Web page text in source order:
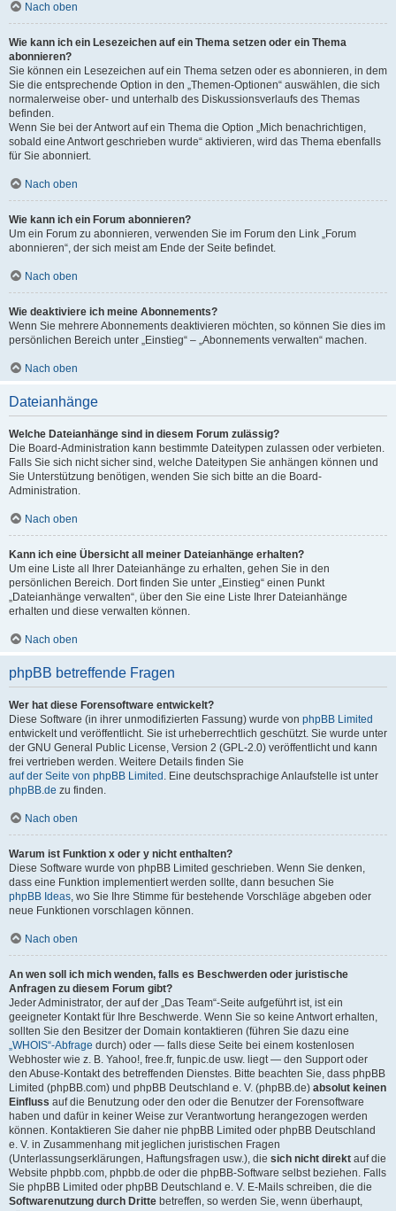
Nach oben
Wie kann ich ein Lesezeichen auf ein Thema setzen oder ein Thema
abonnieren?
Sie können ein Lesezeichen auf ein Thema setzen oder es abonnieren, in dem
Sie die entsprechende Option in den „Themen-Optionen“ auswählen, die sich
normalerweise ober- und unterhalb des Diskussionsverlaufs des Themas
befinden.
Wenn Sie bei der Antwort auf ein Thema die Option „Mich benachrichtigen,
sobald eine Antwort geschrieben wurde“ aktivieren, wird das Thema ebenfalls
für Sie abonniert.
Nach oben
Wie kann ich ein Forum abonnieren?
Um ein Forum zu abonnieren, verwenden Sie im Forum den Link „Forum
abonnieren“, der sich meist am Ende der Seite befindet.
Nach oben
Wie deaktiviere ich meine Abonnements?
Wenn Sie mehrere Abonnements deaktivieren möchten, so können Sie dies im
persönlichen Bereich unter „Einstieg“ – „Abonnements verwalten“ machen.
Nach oben
Dateianhänge
Welche Dateianhänge sind in diesem Forum zulässig?
Die Board-Administration kann bestimmte Dateitypen zulassen oder verbieten.
Falls Sie sich nicht sicher sind, welche Dateitypen Sie anhängen können und
Sie Unterstützung benötigen, wenden Sie sich bitte an die Board-
Administration.
Nach oben
Kann ich eine Übersicht all meiner Dateianhänge erhalten?
Um eine Liste all Ihrer Dateianhänge zu erhalten, gehen Sie in den
persönlichen Bereich. Dort finden Sie unter „Einstieg“ einen Punkt
„Dateianhänge verwalten“, über den Sie eine Liste Ihrer Dateianhänge
erhalten und diese verwalten können.
Nach oben
phpBB betreffende Fragen
Wer hat diese Forensoftware entwickelt?
Diese Software (in ihrer unmodifizierten Fassung) wurde von phpBB Limited
entwickelt und veröffentlicht. Sie ist urheberrechtlich geschützt. Sie wurde unter
der GNU General Public License, Version 2 (GPL-2.0) veröffentlicht und kann
frei vertrieben werden. Weitere Details finden Sie
auf der Seite von phpBB Limited . Eine deutschsprachige Anlaufstelle ist unter
phpBB.de zu finden.
Nach oben
Warum ist Funktion x oder y nicht enthalten?
Diese Software wurde von phpBB Limited geschrieben. Wenn Sie denken,
dass eine Funktion implementiert werden sollte, dann besuchen Sie
phpBB Ideas, wo Sie Ihre Stimme für bestehende Vorschläge abgeben oder
neue Funktionen vorschlagen können.
Nach oben
An wen soll ich mich wenden, falls es Beschwerden oder juristische
Anfragen zu diesem Forum gibt?
Jeder Administrator, der auf der „Das Team“-Seite aufgeführt ist, ist ein
geeigneter Kontakt für Ihre Beschwerde. Wenn Sie so keine Antwort erhalten,
sollten Sie den Besitzer der Domain kontaktieren (führen Sie dazu eine
„WHOIS“-Abfrage durch) oder — falls diese Seite bei einem kostenlosen
Webhoster wie z. B. Yahoo!, free.fr, funpic.de usw. liegt — den Support oder
den Abuse-Kontakt des betreffenden Dienstes. Bitte beachten Sie, dass phpBB
Limited (phpBB.com) und phpBB Deutschland e. V. (phpBB.de) absolut keinen
Einfluss auf die Benutzung oder den oder die Benutzer der Forensoftware
haben und dafür in keiner Weise zur Verantwortung herangezogen werden
können. Kontaktieren Sie daher nie phpBB Limited oder phpBB Deutschland
e. V. in Zusammenhang mit jeglichen juristischen Fragen
(Unterlassungserklärungen, Haftungsfragen usw.), die sich nicht direkt auf die
Website phpbb.com, phpbb.de oder die phpBB-Software selbst beziehen. Falls
Sie phpBB Limited oder phpBB Deutschland e. V. E-Mails schreiben, die die
Softwarenutzung durch Dritte betreffen, so werden Sie, wenn überhaupt,